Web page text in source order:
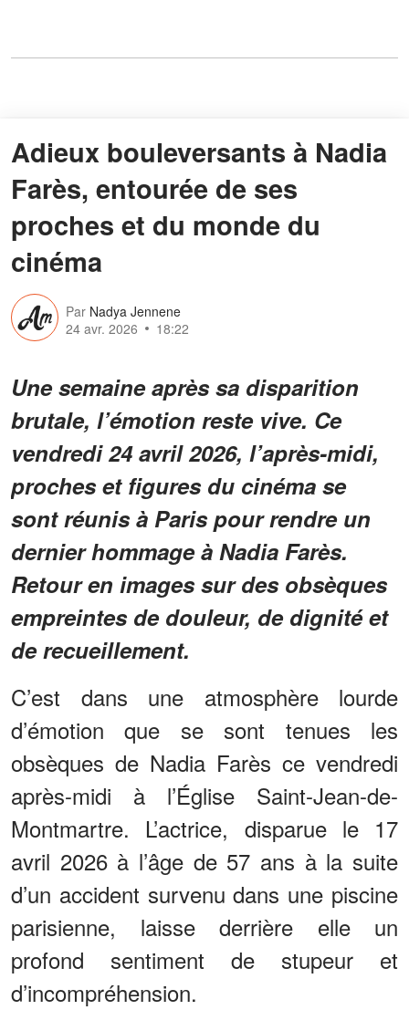
Adieux bouleversants à Nadia
Farès, entourée de ses
proches et du monde du
cinéma
Par Nadya Jennene
24 avr. 2026
18:22
Une semaine après sa disparition
brutale, l’émotion reste vive. Ce
vendredi 24 avril 2026, l’après-midi,
proches et figures du cinéma se
sont réunis à Paris pour rendre un
dernier hommage à Nadia Farès.
Retour en images sur des obsèques
empreintes de douleur, de dignité et
de recueillement.
C’est dans une atmosphère lourde
d’émotion que se sont tenues les
obsèques de Nadia Farès ce vendredi
après-midi à l’Église Saint-Jean-de-
Montmartre. L’actrice, disparue le 17
avril 2026 à l’âge de 57 ans à la suite
d’un accident survenu dans une piscine
parisienne, laisse derrière elle un
profond sentiment de stupeur et
d’incompréhension.